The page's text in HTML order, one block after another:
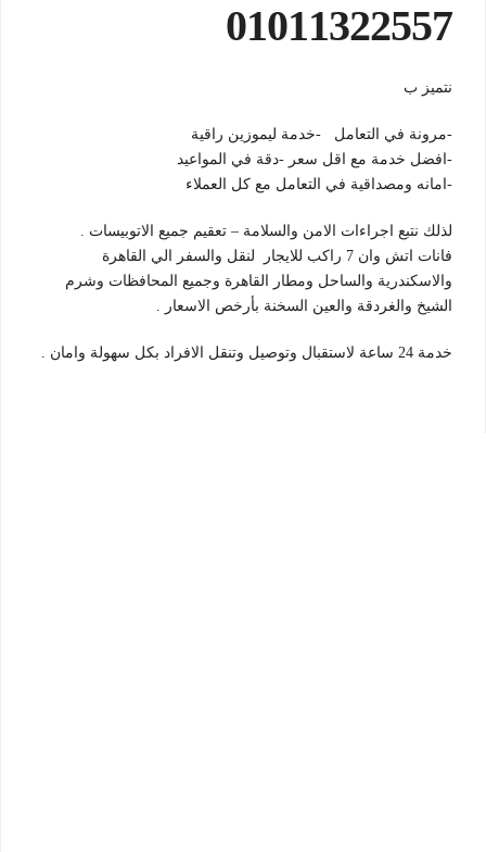
01011322557
نتميز ب
-مرونة في التعامل -خدمة ليموزين راقية
-افضل خدمة مع اقل سعر -دقة في المواعيد
-امانه ومصداقية في التعامل مع كل العملاء
لذلك نتبع اجراءات الامن والسلامة – تعقيم جميع الاتوبيسات .
فانات اتش وان 7 راكب للايجار لنقل والسفر الي القاهرة
والاسكندرية والساحل ومطار القاهرة وجميع المحافظات وشرم
الشيخ والغردقة والعين السخنة بأرخص الاسعار .
خدمة 24 ساعة لاستقبال وتوصيل وتنقل الافراد بكل سهولة وامان .